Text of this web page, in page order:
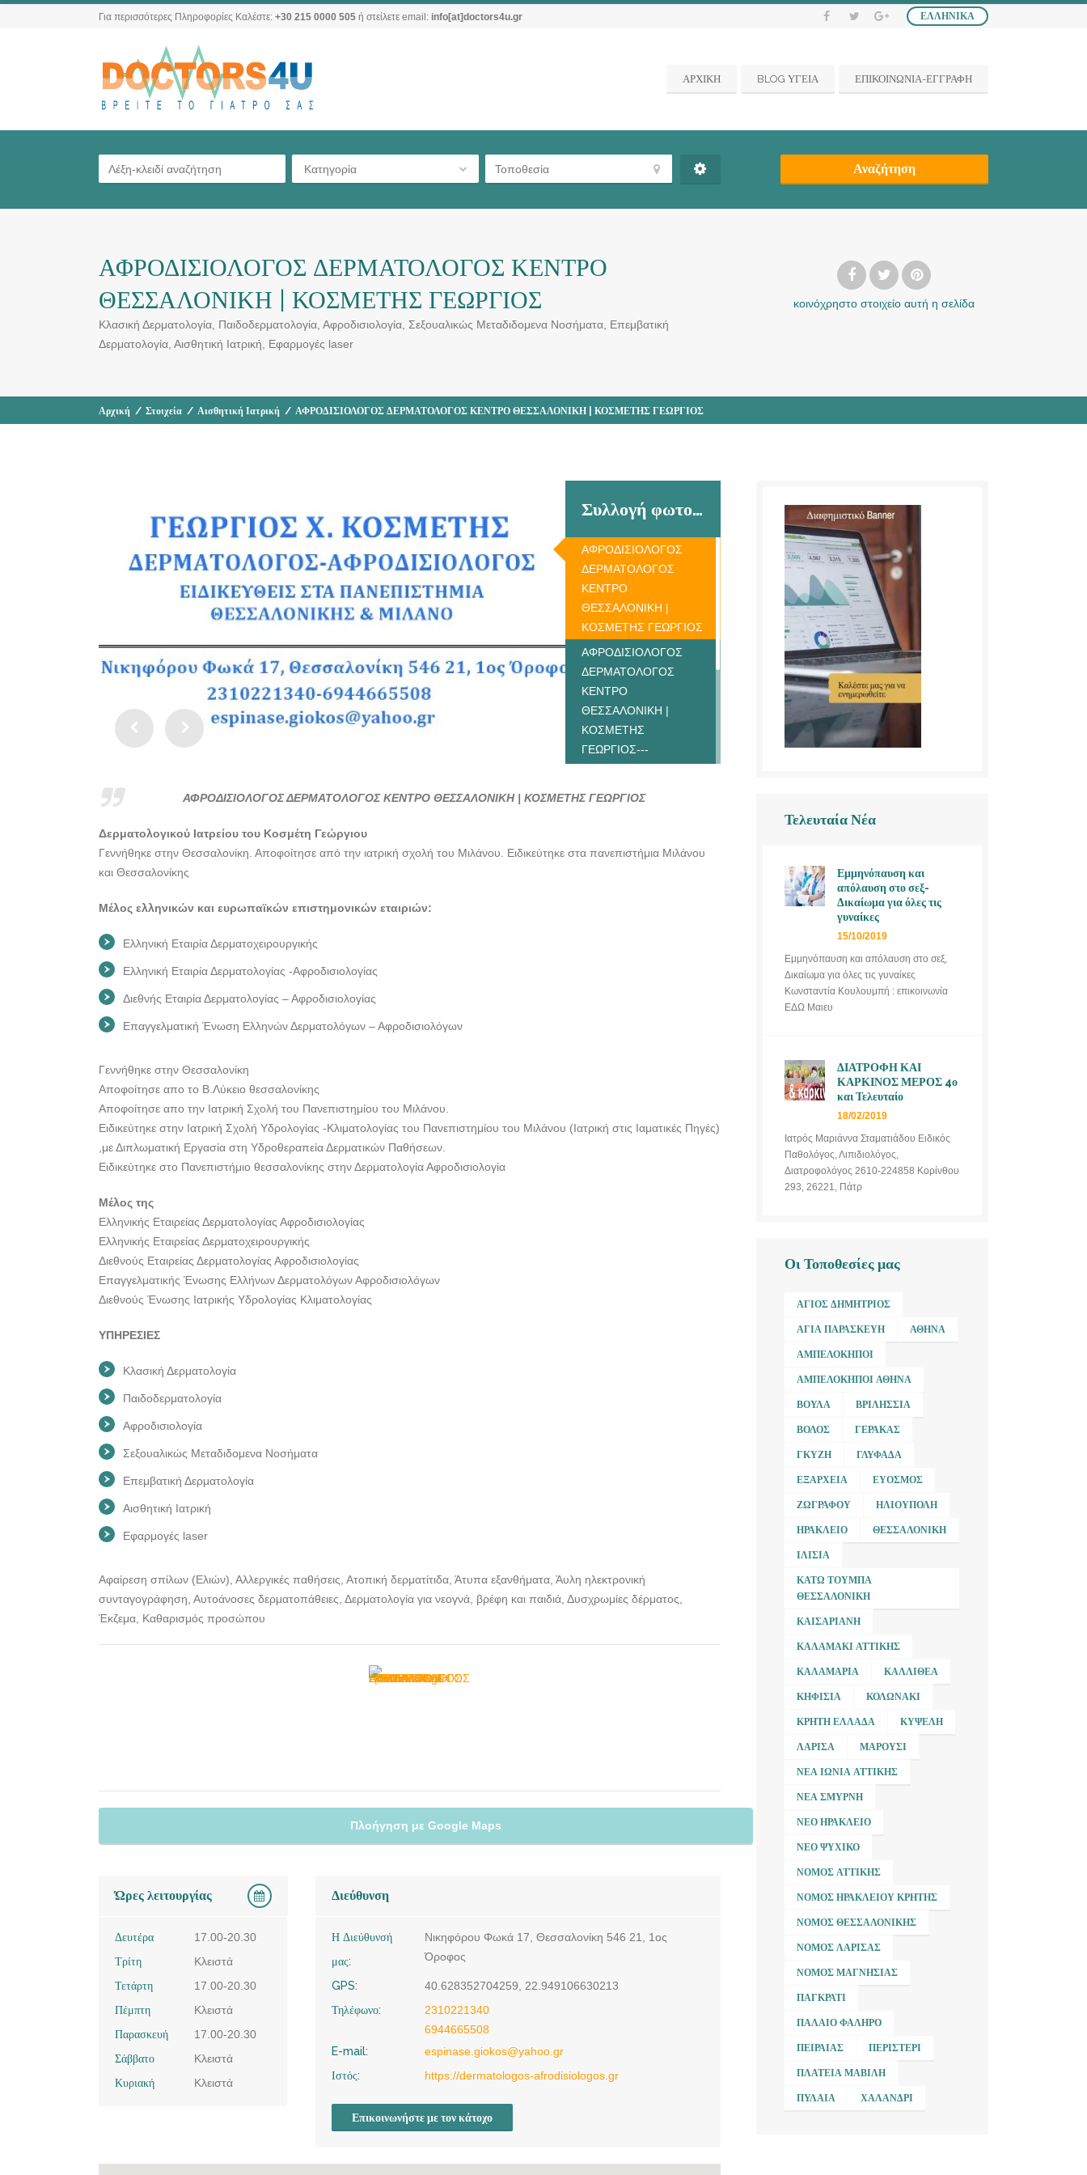
ΕΛΛΗΝΙΚΆ
Για περισσότερες Πληροφορίες Καλέστε: +30 215 0000 505 ή στείλετε email: info[at]doctors4u.gr
ΑΡΧΙΚΗ BLOG ΥΓΕΙΑ ΕΠΙΚΟΙΝΩΝΙΑ-ΕΓΓΡΑΦΗ
Κατηγορία Αναζήτηση
ΑΦΡΟΔΙΣΙΟΛΟΓΟΣ ΔΕΡΜΑΤΟΛΟΓΟΣ ΚΕΝΤΡΟ
ΘΕΣΣΑΛΟΝΙΚΗ | ΚΟΣΜΕΤΗΣ ΓΕΩΡΓΙΟΣ
Κλασική Δερματολογία, Παιδοδερματολογία, Αφροδισιολογία, Σεξουαλικώς Μεταδιδομενα Nοσήματα, Επεμβατική
Δερματολογία, Αισθητική Iατρική, Εφαρμογές laser
κοινόχρηστο στοιχείο αυτή η σελίδα
Αρχική / Στοιχεία / Αισθητική Ιατρική / ΑΦΡΟΔΙΣΙΟΛΟΓΟΣ ΔΕΡΜΑΤΟΛΟΓΟΣ ΚΕΝΤΡΟ ΘΕΣΣΑΛΟΝΙΚΗ | ΚΟΣΜΕΤΗΣ ΓΕΩΡΓΙΟΣ
Συλλογή φωτογραφιών
ΑΦΡΟΔΙΣΙΟΛΟΓΟΣ
ΔΕΡΜΑΤΟΛΟΓΟΣ
ΚΕΝΤΡΟ
ΘΕΣΣΑΛΟΝΙΚΗ |
ΚΟΣΜΕΤΗΣ ΓΕΩΡΓΙΟΣ
ΑΦΡΟΔΙΣΙΟΛΟΓΟΣ
ΔΕΡΜΑΤΟΛΟΓΟΣ
ΚΕΝΤΡΟ
ΘΕΣΣΑΛΟΝΙΚΗ |
ΚΟΣΜΕΤΗΣ
ΓΕΩΡΓΙΟΣ---
ΑΦΡΟΔΙΣΙΟΛΟΓΟΣ
ΘΕΣΣΑΛΟΝΙΚΗ |
ΑΦΡΟΔΙΣΙΟΛΟΓΟΣ ΔΕΡΜΑΤΟΛΟΓΟΣ ΚΕΝΤΡΟ ΘΕΣΣΑΛΟΝΙΚΗ | ΚΟΣΜΕΤΗΣ ΓΕΩΡΓΙΟΣ
Δερματολογικού Ιατρείου του Κοσμέτη Γεώργιου
Γεννήθηκε στην Θεσσαλονίκη. Αποφοίτησε από την ιατρική σχολή του Μιλάνου. Ειδικεύτηκε στα πανεπιστήμια Μιλάνου
και Θεσσαλονίκης
Μέλος ελληνικών και ευρωπαϊκών επιστημονικών εταιριών:
Ελληνική Εταιρία Δερματοχειρουργικής
Ελληνική Εταιρία Δερματολογίας -Αφροδισιολογίας
Διεθνής Εταιρία Δερματολογίας – Αφροδισιολογίας
Επαγγελματική Ένωση Ελληνών Δερματολόγων – Αφροδισιολόγων
Γεννήθηκε στην Θεσσαλονίκη
Αποφοίτησε απο το Β.Λύκειο θεσσαλονίκης
Αποφοίτησε απο την Ιατρική Σχολή του Πανεπιστημίου του Μιλάνου.
Ειδικεύτηκε στην Ιατρική Σχολή Υδρολογίας -Κλιματολογίας του Πανεπιστημίου του Μιλάνου (Ιατρική στις Ιαματικές Πηγές)
,με Διπλωματική Εργασία στη Υδροθεραπεία Δερματικών Παθήσεων.
Ειδικεύτηκε στο Πανεπιστήμιο θεσσαλονίκης στην Δερματολογία Αφροδισιολογία
Μέλος της
Ελληνικής Εταιρείας Δερματολογίας Αφροδισιολογίας
Ελληνικής Εταιρείας Δερματοχειρουργικής
Διεθνούς Εταιρείας Δερματολογίας Αφροδισιολογίας
Επαγγελματικής Ένωσης Ελλήνων Δερματολόγων Αφροδισιολόγων
Διεθνούς Ένωσης Ιατρικής Υδρολογίας Κλιματολογίας
ΥΠΗΡΕΣΙΕΣ
Κλασική Δερματολογία
Παιδοδερματολογία
Αφροδισιολογία
Σεξουαλικώς Μεταδιδομενα Nοσήματα
Επεμβατική Δερματολογία
Αισθητική Iατρική
Εφαρμογές laser
Aφαίρεση σπίλων (Ελιών), Αλλεργικές παθήσεις, Ατοπική δερματίτιδα, Άτυπα εξανθήματα, Άυλη ηλεκτρονική
συνταγογράφηση, Αυτοάνοσες δερματοπάθειες, Δερματολογία για νεογνά, βρέφη και παιδιά, Δυσχρωμίες δέρματος,
Έκζεμα, Καθαρισμός προσώπου
Πλοήγηση με Google Maps
Ώρες λειτουργίας
Δευτέρα
17.00-20.30
Τρίτη
Κλειστά
Τετάρτη
17.00-20.30
Πέμπτη
Κλειστά
Παρασκευή
17.00-20.30
Σάββατο
Κλειστά
Κυριακή
Κλειστά
Διεύθυνση
Η Διεύθυνσή
μας:
Νικηφόρου Φωκά 17, Θεσσαλονίκη 546 21, 1ος
Όροφος
GPS:
40.628352704259, 22.949106630213
Τηλέφωνο:
2310221340
6944665508
E-mail:
espinase.giokos@yahoo.gr
Ιστός:
https://dermatologos-afrodisiologos.gr
Επικοινωνήστε με τον κάτοχο
Τελευταία Νέα
Εμμηνόπαυση και
απόλαυση στο σεξ-
Δικαίωμα για όλες τις
γυναίκες
15/10/2019
Εμμηνόπαυση και απόλαυση στο σεξ,
Δικαίωμα για όλες τις γυναίκες
Κωνσταντία Κουλουμπή : επικοινωνία
ΕΔΩ Μαιευ
ΔΙΑΤΡΟΦΗ ΚΑΙ
ΚΑΡΚΙΝΟΣ ΜΕΡΟΣ 4ο
και Τελευταίο
18/02/2019
Ιατρός Μαριάννα Σταματιάδου Ειδικός
Παθολόγος, Λιπιδιολόγος,
Διατροφολόγος 2610-224858 Κορίνθου
293, 26221, Πάτρ
Οι Τοποθεσίες μας
ΆΓΙΟΣ ΔΗΜΉΤΡΙΟΣ
ΑΓΊΑ ΠΑΡΑΣΚΕΥΉ ΑΘΉΝΑ
ΑΜΠΕΛΌΚΗΠΟΙ
ΑΜΠΕΛΌΚΗΠΟΙ ΑΘΉΝΑ
ΒΟΎΛΑ ΒΡΙΛΉΣΣΙΑ
ΒΌΛΟΣ ΓΈΡΑΚΑΣ
ΓΚΎΖΗ ΓΛΥΦΆΔΑ
ΕΞΆΡΧΕΙΑ ΕΎΟΣΜΟΣ
ΖΩΓΡΆΦΟΥ ΗΛΙΟΎΠΟΛΗ
ΗΡΆΚΛΕΙΟ ΘΕΣΣΑΛΟΝΊΚΗ
ΙΛΊΣΙΑ
ΚΆΤΩ ΤΟΎΜΠΑ
ΘΕΣΣΑΛΟΝΊΚΗ
ΚΑΙΣΑΡΙΑΝΉ
ΚΑΛΑΜΆΚΙ ΑΤΤΙΚΉΣ
ΚΑΛΑΜΑΡΙΆ ΚΑΛΛΙΘΈΑ
ΚΗΦΙΣΙΆ ΚΟΛΩΝΆΚΙ
ΚΡΉΤΗ ΕΛΛΆΔΑ ΚΥΨΈΛΗ
ΛΆΡΙΣΑ ΜΑΡΟΎΣΙ
ΝΈΑ ΙΩΝΊΑ ΑΤΤΙΚΉΣ
ΝΈΑ ΣΜΎΡΝΗ
ΝΈΟ ΗΡΆΚΛΕΙΟ
ΝΈΟ ΨΥΧΙΚΌ
ΝΟΜΌΣ ΑΤΤΙΚΉΣ
ΝΟΜΌΣ ΗΡΑΚΛΕΊΟΥ ΚΡΉΤΗΣ
ΝΟΜΌΣ ΘΕΣΣΑΛΟΝΊΚΗΣ
ΝΟΜΌΣ ΛΆΡΙΣΑΣ
ΝΟΜΌΣ ΜΑΓΝΗΣΊΑΣ
ΠΑΓΚΡΆΤΙ
ΠΑΛΑΙΌ ΦΆΛΗΡΟ
ΠΕΙΡΑΙΆΣ ΠΕΡΙΣΤΈΡΙ
ΠΛΑΤΕΊΑ ΜΑΒΊΛΗ
ΠΥΛΑΊΑ ΧΑΛΆΝΔΡΙ